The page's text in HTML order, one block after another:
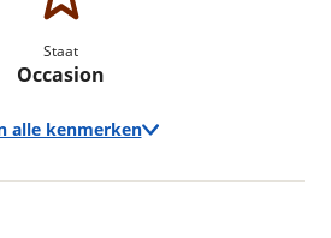
Staat
Occasion
alle kenmerken